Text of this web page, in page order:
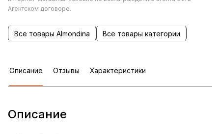
Агентском договоре.
Все товары Almondina Все товары категории
Описание Отзывы Характеристики
Описание